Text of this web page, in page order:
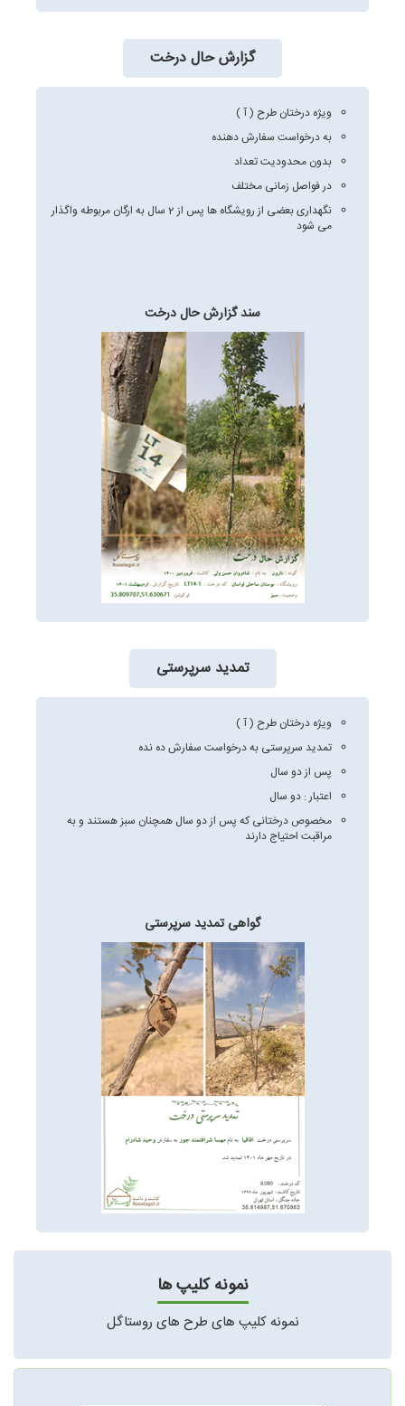
گزارش حال درخت
ویژه درختان طرح ( آ )
به درخواست سفارش دهنده
بدون محدودیت تعداد
در فواصل زمانی مختلف
نگهداری بعضی از رویشگاه ها پس از 2 سال به ارگان مربوطه واگذار
می شود
سند گزارش حال درخت
تمدید سرپرستی
ویژه درختان طرح ( آ )
تمدید سرپرستی به درخواست سفارش ده نده
پس از دو سال
اعتبار : دو سال
مخصوص درختانی که پس از دو سال همچنان سبز هستند و به
مراقبت احتیاج دارند
گواهی تمدید سرپرستی
نمونه کلیپ ها
نمونه کلیپ های طرح های روستاگل